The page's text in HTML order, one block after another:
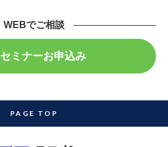
WEBでご相談
セミナーお申込み
PAGE TOP